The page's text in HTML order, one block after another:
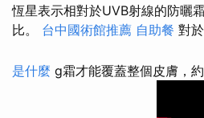
恆星表示相對於UVB射線的防曬
比。 台中國術館推薦 自助餐 對
是什麼 g霜才能覆蓋整個皮膚，約